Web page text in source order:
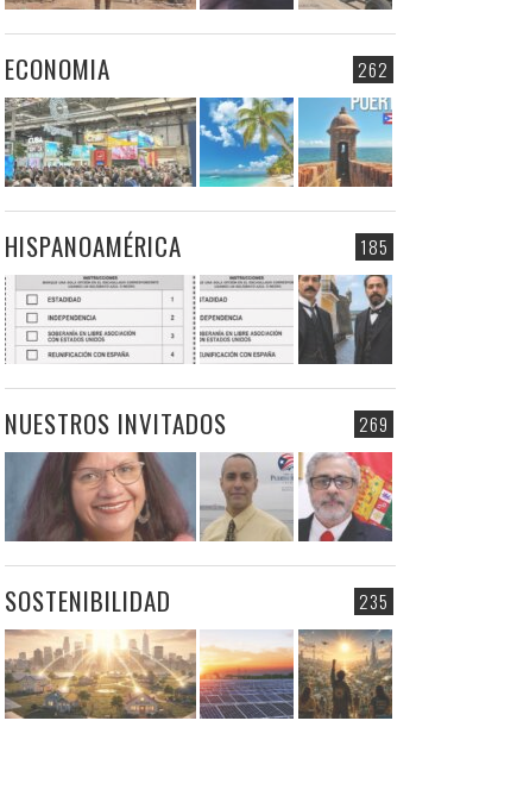
262
ECONOMIA
185
HISPANOAMÉRICA
269
NUESTROS INVITADOS
235
SOSTENIBILIDAD